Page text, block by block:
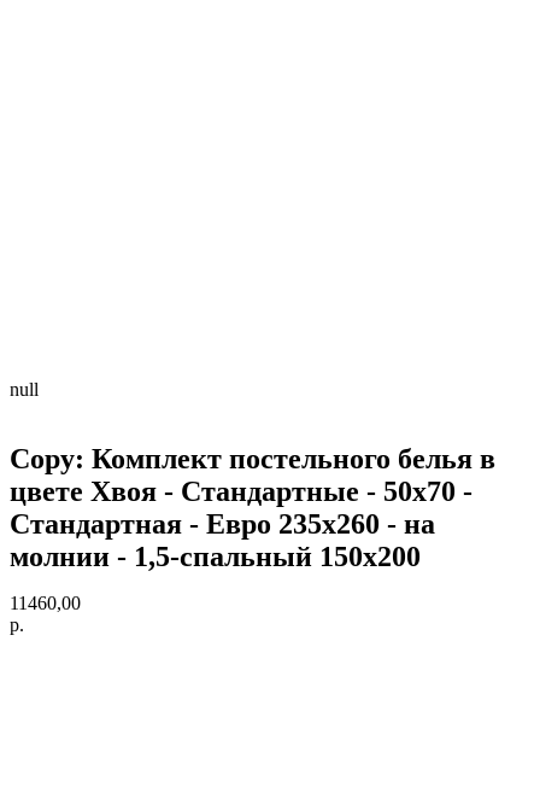
null
Copy: Комплект постельного белья в
цвете Хвоя - Стандартные - 50х70 -
Стандартная - Евро 235х260 - на
молнии - 1,5-спальный 150х200
11460,00
р.